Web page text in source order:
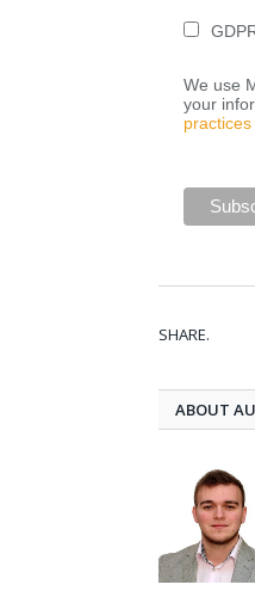
We use
your
practices
SHARE.
ABOUT